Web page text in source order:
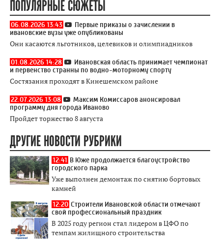
ПОПУЛЯРНЫЕ СЮЖЕТЫ
06.08.2026 13:43
Первые приказы о зачислении в
ивановские вузы уже опубликованы
Они касаются льготников, целевиков и олимпиадников
01.08.2026 14:28
Ивановская область принимает чемпионат
и первенство странны по водно-моторному спорту
Состязания проходят в Кинешемском районе
22.07.2026 13:08
Максим Комиссаров анонсировал
программу дня города Иваново
Пройдет торжество 8 августа
ДРУГИЕ НОВОСТИ РУБРИКИ
12:41 В Юже продолжается благоустройство
городского парка
Уже выполнен демонтаж по снятию бортовых
камней
12:20 Строители Ивановской области отмечают
свой профессиональный праздник
В 2025 году регион стал лидером в ЦФО по
темпам жилищного строительства